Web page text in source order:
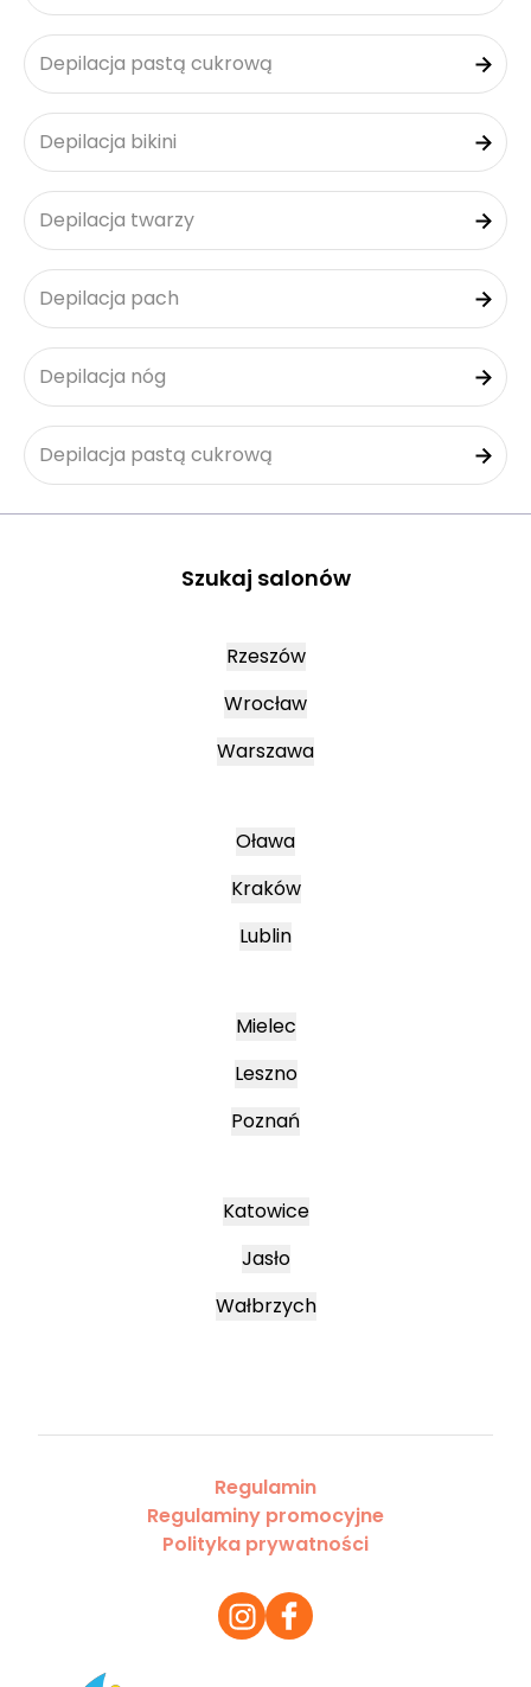
Depilacja pastą cukrową
Depilacja bikini
Depilacja twarzy
Depilacja pach
Depilacja nóg
Depilacja pastą cukrową
Szukaj salonów
Rzeszów
Wrocław
Warszawa
Oława
Kraków
Lublin
Mielec
Leszno
Poznań
Katowice
Jasło
Wałbrzych
Regulamin
Regulaminy promocyjne
Polityka prywatności